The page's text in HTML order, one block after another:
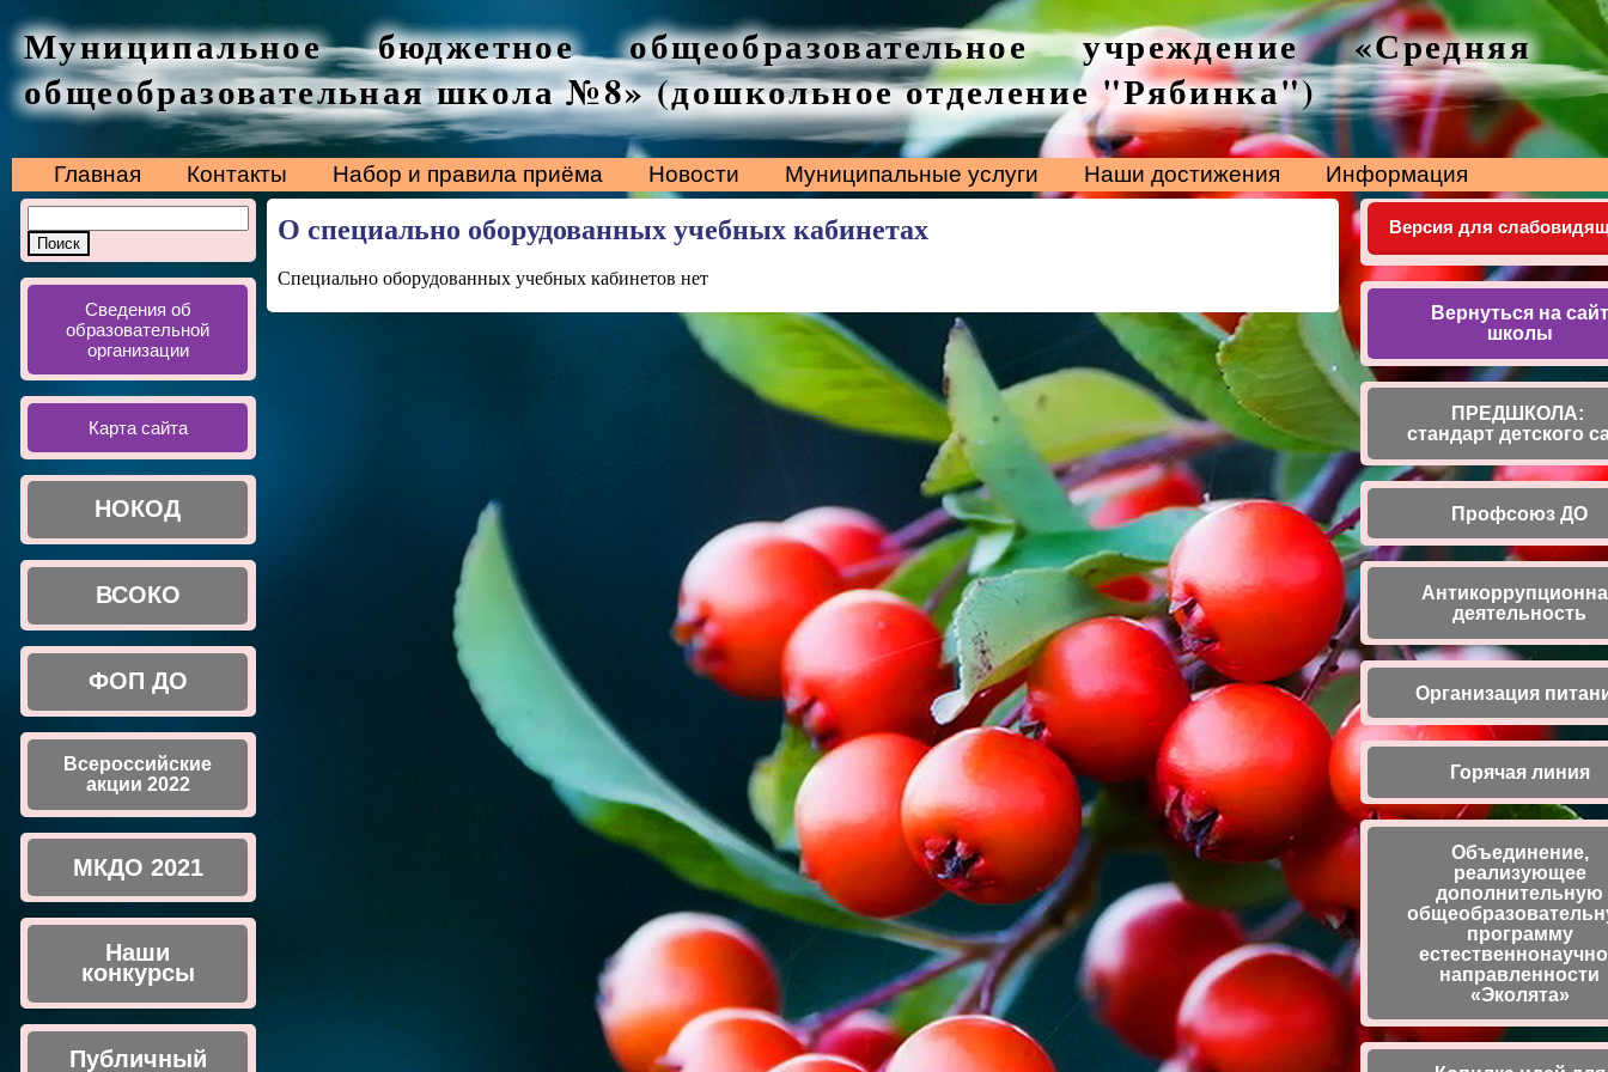
Муниципальное бюджетное общеобразовательное учреждение «Средняя
общеобразовательная школа №8» (дошкольное отделение "Рябинка")
Главная Контакты Набор и правила приёма Новости Муниципальные услуги Наши достижения Информация
Сведения об
образовательной
организации
Карта сайта
НОКОД
ВСОКО
ФОП ДО
Всероссийские
акции 2022
МКДО 2021
Наши
конкурсы
Публичный
О специально оборудованных учебных кабинетах
Специально оборудованных учебных кабинетов нет
Версия для
Вернуться на сайт
школы
ПРЕДШКОЛА:
стандарт детского
Профсоюз ДО
деятельность
Организация
Горячая линия
Объединение,
реализующее
дополнительную
программу
направленности
«Эколята»